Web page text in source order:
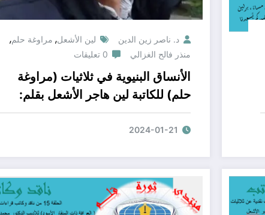
د. ناصر زين الدين لين الأشعل, مراوغة حلم,
منذر فالح الغزالي 0 تعليقات
الأنساق البنيوية في ثلاثيات (مراوغة
حلم) للكاتبة لين هاجر الأشعل بقلم:
الناقد منذ ر فالح الغزالي
2024-01-21